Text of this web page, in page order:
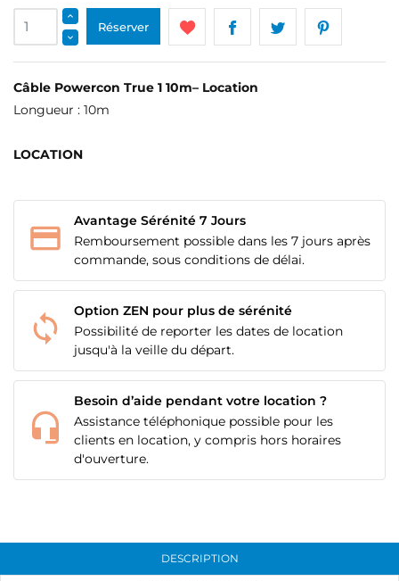
Réserver
Câble Powercon True 1 10m– Location
Longueur : 10m
LOCATION
Avantage Sérénité 7 Jours
Remboursement possible dans les 7 jours après
commande, sous conditions de délai.
Option ZEN pour plus de sérénité
Possibilité de reporter les dates de location
jusqu'à la veille du départ.
Besoin d’aide pendant votre location ?
Assistance téléphonique possible pour les
clients en location, y compris hors horaires
d'ouverture.
DESCRIPTION